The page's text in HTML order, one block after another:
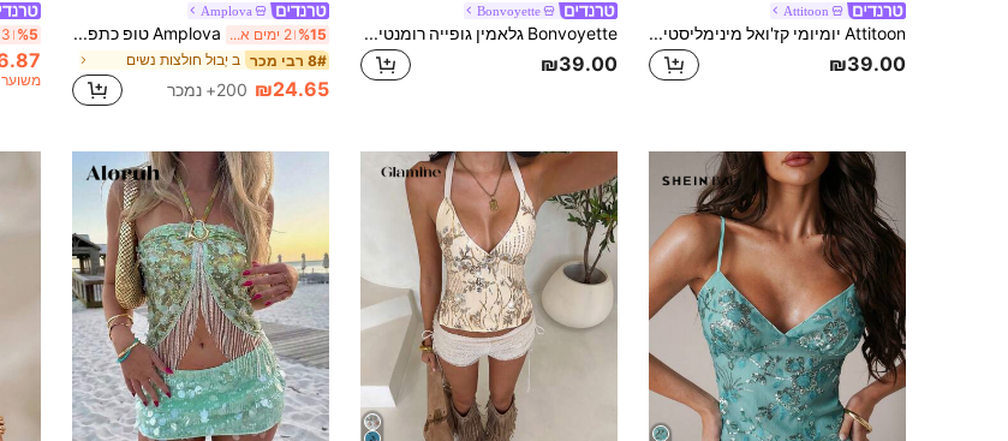
Attitoon
Attitoon יומיומי קז'ואל מינימליסטי רב-שימושי מתאים להכל מסיבה אלגנטי רומנטי חופשה גלמור 빈טיג', ירוק מנטה רשת פאייטים פרחוני צבעי מים פאייטים בד טקסטורלי, טופ Y2K, יום הולדת, דייט, חוף, חופשה, יציאה, קיץ לנשים
₪39.00
Bonvoyette
Bonvoyette גלאמין גופייה רומנטית מנצנצת בכתום עם פאייטים לקיץ, חוף וחופשה, טופ עם חרוצים וריינסטון, טופ חום לנשים, טופ פאייטים רקום, סגנון יומיומי ופסטיבל
₪39.00
Amplova
%15 2 ימים אחרונים Amplova טופ כתפיים שקופ עם חוט מטאלי פרחוני לנשים
8# רבי מכר ב יְבוּל חולצות נשים
₪24.65 200+ נמכר
%5
משוער